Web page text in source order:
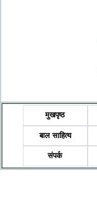
मुखपृष्ठ
बाल साहित्य
संपर्क